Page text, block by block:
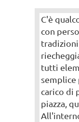
C'è
con
tradizioni
tutti
semplice
carico di
piazza,